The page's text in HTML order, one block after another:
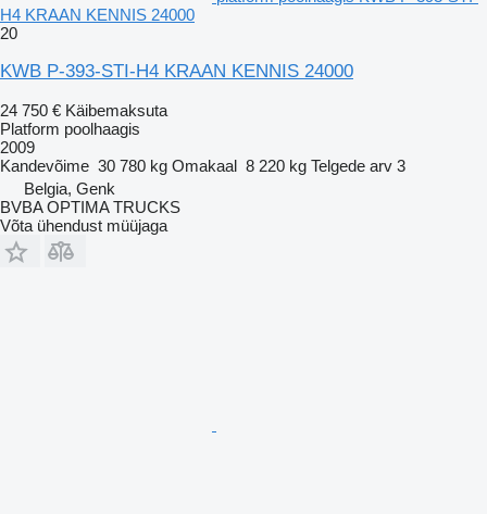
H4 KRAAN KENNIS 24000
20
KWB P-393-STI-H4 KRAAN KENNIS 24000
24 750 € Käibemaksuta
Platform poolhaagis
2009
Kandevõime 30 780 kg Omakaal 8 220 kg Telgede arv 3
Belgia, Genk
BVBA OPTIMA TRUCKS
Võta ühendust müüjaga